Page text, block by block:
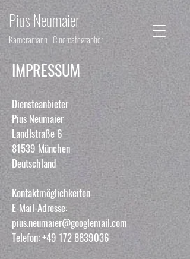
Pius Neumaier
Kameramann | Cinematographer
IMPRESSUM
Diensteanbieter
Pius Neumaier
Landlstraße 6
81539 München
Deutschland
Kontaktmöglichkeiten
E-Mail-Adresse:
pius.neumaier@googlemail.com
Telefon: +49 172 8839036